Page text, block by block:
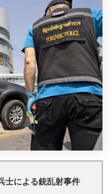
士による銃乱射事件